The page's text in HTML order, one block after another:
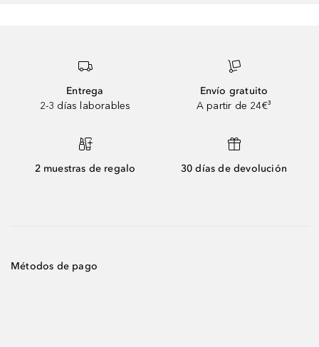
Entrega
2-3 días laborables
Envío gratuito
A partir de 24€³
2 muestras de regalo 30 días de devolución
Métodos de pago